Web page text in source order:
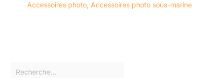
Accessoires photo, Accessoires photo sous-marine